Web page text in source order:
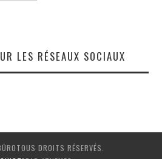
LES RÉSEAUX SOCIAUX
DROITS RÉSERVÉS.